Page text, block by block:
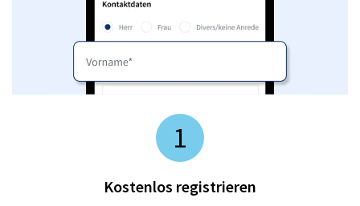
1
Kostenlos registrieren